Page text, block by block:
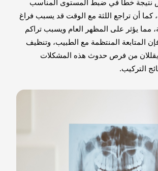
نتيجة خطأ في ضبط المستوى المناسب
كما أن تراجع اللثة مع الوقت قد يسبب فراغ
مما يؤثر على المظهر العام ويسبب تراكم
فإن المتابعة المنتظمة مع الطبيب، وتنظيف
يقللان من فرص حدوث هذه المشكلات
التركيب.